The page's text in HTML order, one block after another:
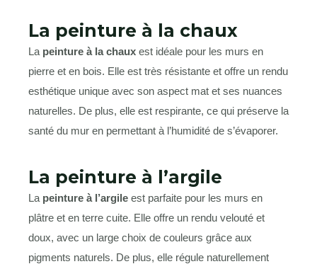
La peinture à la chaux
La peinture à la chaux est idéale pour les murs en
pierre et en bois. Elle est très résistante et offre un rendu
esthétique unique avec son aspect mat et ses nuances
naturelles. De plus, elle est respirante, ce qui préserve la
santé du mur en permettant à l’humidité de s’évaporer.
La peinture à l’argile
La peinture à l’argile est parfaite pour les murs en
plâtre et en terre cuite. Elle offre un rendu velouté et
doux, avec un large choix de couleurs grâce aux
pigments naturels. De plus, elle régule naturellement